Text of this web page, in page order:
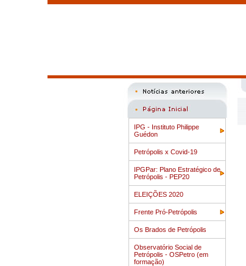
IPG - Instituto Philippe
Guédon
Petrópolis x Covid-19
IPGPar: Plano Estratégico de
Petrópolis - PEP20
ELEIÇÕES 2020
Frente Pró-Petrópolis
Os Brados de Petrópolis
Observatório Social de
Petrópolis - OSPetro (em
formação)